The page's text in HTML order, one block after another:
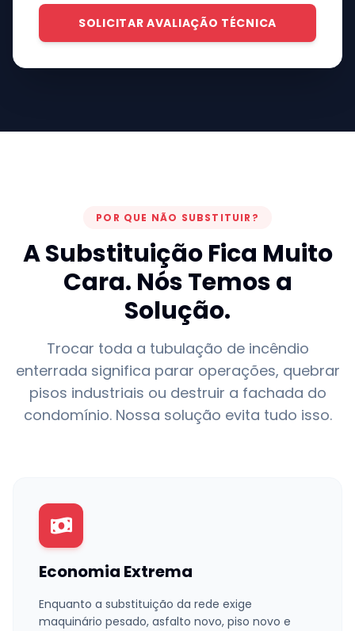
SOLICITAR AVALIAÇÃO TÉCNICA
POR QUE NÃO SUBSTITUIR?
A Substituição Fica Muito
Cara. Nós Temos a
Solução.
Trocar toda a tubulação de incêndio
enterrada significa parar operações, quebrar
pisos industriais ou destruir a fachada do
condomínio. Nossa solução evita tudo isso.
Economia Extrema
Enquanto a substituição da rede exige
maquinário pesado, asfalto novo, piso novo e